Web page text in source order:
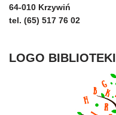
64-010 Krzywiń
tel. (65) 517 76 02
LOGO BIBLIOTEKI